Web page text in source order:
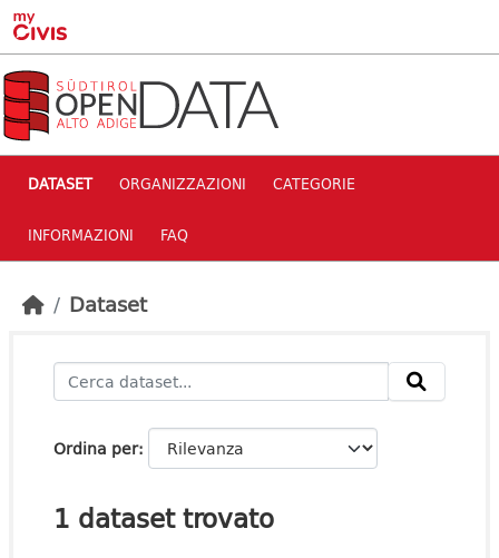
Skip to main content
DATASET ORGANIZZAZIONI CATEGORIE
INFORMAZIONI FAQ
Dataset
Ordina per
1 dataset trovato